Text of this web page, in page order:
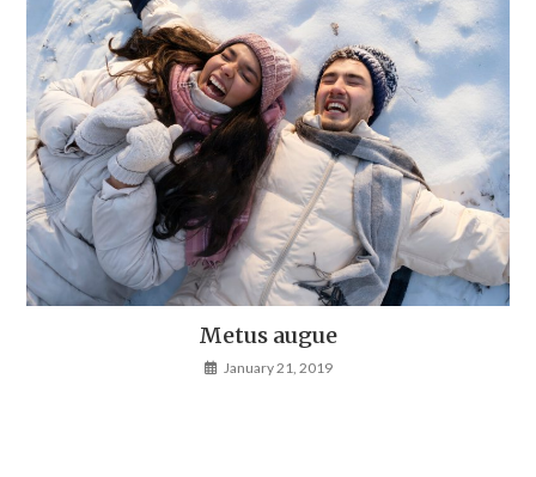
Metus augue
January 21, 2019